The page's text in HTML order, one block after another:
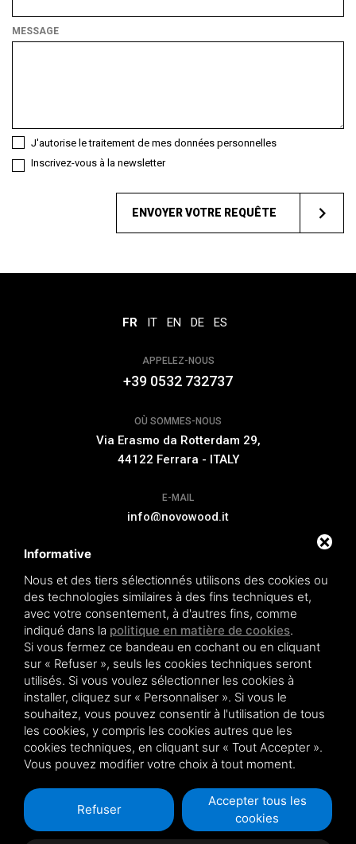
de
MESSAGE
J'autorise le traitement de mes données personnelles
Inscrivez-vous à la newsletter
ENVOYER VOTRE REQUÊTE
FR IT EN DE ES
APPELEZ-NOUS
+39 0532 732737
OÙ SOMMES-NOUS
Via Erasmo da Rotterdam 29,
44122 Ferrara - ITALY
E-MAIL
info@novowood.it
Novowood by Iperwood srl - Società Benefit a socio unico p.iva.
01550900383
Conditions de vente |Privacy policy |Sitemap
Informative
Nous et des tiers sélectionnés utilisons des cookies ou
des technologies similaires à des fins techniques et,
avec votre consentement, à d'autres fins, comme
indiqué dans la politique en matière de cookies.
Si vous fermez ce bandeau en cochant ou en cliquant
sur « Refuser », seuls les cookies techniques seront
utilisés. Si vous voulez sélectionner les cookies à
installer, cliquez sur « Personnaliser ». Si vous le
souhaitez, vous pouvez consentir à l'utilisation de tous
les cookies, y compris les cookies autres que les
cookies techniques, en cliquant sur « Tout Accepter ».
Vous pouvez modifier votre choix à tout moment.
Refuser
Accepter tous les
cookies